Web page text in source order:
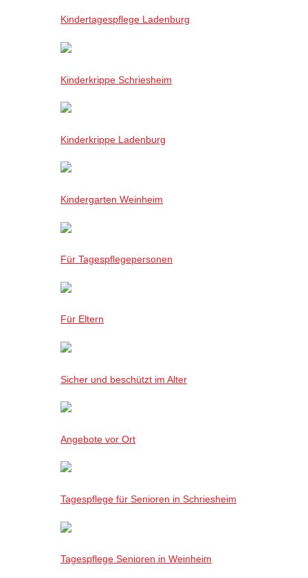
Kindertagespflege Ladenburg
Kinderkrippe Schriesheim
Kinderkrippe Ladenburg
Kindergarten Weinheim
Für Tagespflegepersonen
Für Eltern
Sicher und beschützt im Alter
Angebote vor Ort
Tagespflege für Senioren in Schriesheim
Tagespflege Senioren in Weinheim